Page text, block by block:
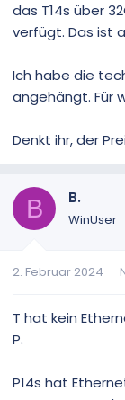
das T14s über
verfügt. Das ist
Ich habe die
angehängt. Für
Denkt ihr, der
B B.
WinUser
2. Februar 2024
T hat kein
P.
P14s hat